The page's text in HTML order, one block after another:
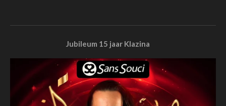
Jubileum 15 jaar Klazina